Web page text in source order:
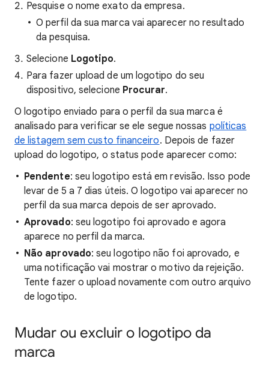
Pesquise o nome exato da empresa.
O perfil da sua marca vai aparecer no resultado
da pesquisa.
Selecione Logotipo.
Para fazer upload de um logotipo do seu
dispositivo, selecione Procurar.
O logotipo enviado para o perfil da sua marca é
analisado para verificar se ele segue nossas políticas
de listagem sem custo financeiro. Depois de fazer
upload do logotipo, o status pode aparecer como:
Pendente: seu logotipo está em revisão. Isso pode
levar de 5 a 7 dias úteis. O logotipo vai aparecer no
perfil da sua marca depois de ser aprovado.
Aprovado: seu logotipo foi aprovado e agora
aparece no perfil da marca.
Não aprovado: seu logotipo não foi aprovado, e
uma notificação vai mostrar o motivo da rejeição.
Tente fazer o upload novamente com outro arquivo
de logotipo.
Mudar ou excluir o logotipo da
marca